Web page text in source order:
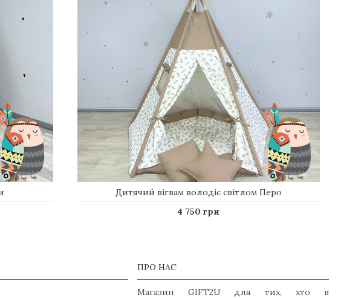
Дитячий вігвам володіє світлом Перо
4 750 грн
ПРО НАС
Магазин GIFT2U для тих, хто в